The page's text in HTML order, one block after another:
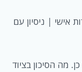
| ניסיון עם
מה הסיכון בציוד